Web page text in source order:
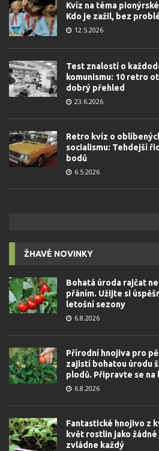
Kvíz na téma
Kdo je zažil, bez
12.5.2026
Test znalostí o
komunismu: 10 retro
dobrý přehled
23.6.2026
Retro kvíz o
socialismu: Tehdejší
bodů
6.5.2026
ŽHAVÉ NOVINKY
Bohatá úroda rajčat
přáním. Užijte si
letošní sezony
6.8.2026
Přírodní hnojiva pro
zajistí bohatou úrodu
plodů. Připravte se na
6.8.2026
Fantastické hnojivo z
květ rostlin jako
zvládne každý